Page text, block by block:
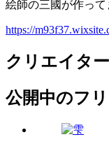
絵師の三國が作って
https://
クリエイタ
公開中のフ